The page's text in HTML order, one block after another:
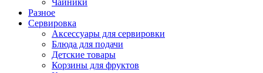
Чайники
Разное
Сервировка
Аксессуары для сервировки
Блюда для подачи
Детские товары
Корзины для фруктов